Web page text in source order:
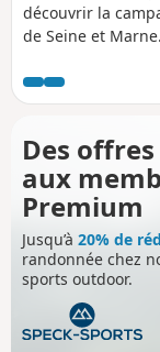
découvrir la
de Seine et
qui vous plaira
découvertes.
Des
aux
Premium
Jusqu’à 20% de
randonnée chez
sports outdoor.